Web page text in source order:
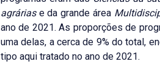
agráriase da grande área
ano de 2021. As proporções de
uma delas, a cerca de 9% do total,
tipo aqui tratado no ano de 2021.